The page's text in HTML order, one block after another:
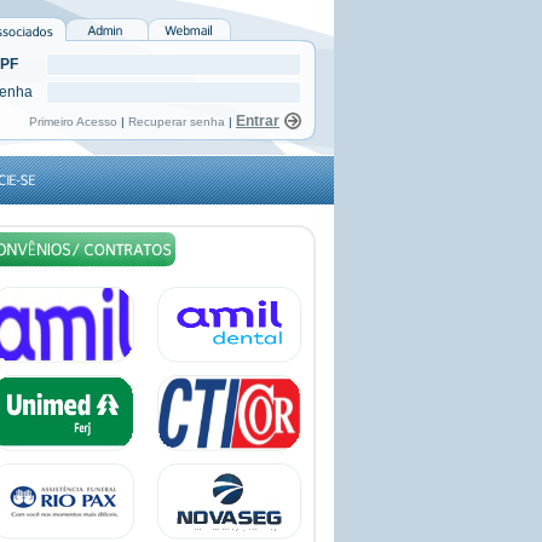
Primeiro Acesso | Recuperar senha |